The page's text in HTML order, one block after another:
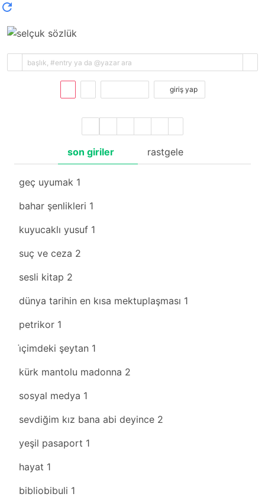
giriş yap
son giriler rastgele
geç uyumak 1
bahar şenlikleri 1
kuyucaklı yusuf 1
suç ve ceza 2
sesli kitap 2
dünya tarihin en kısa mektuplaşması 1
petrikor 1
i̇çimdeki şeytan 1
kürk mantolu madonna 2
sosyal medya 1
sevdiğim kız bana abi deyince 2
yeşil pasaport 1
hayat 1
bibliobibuli 1